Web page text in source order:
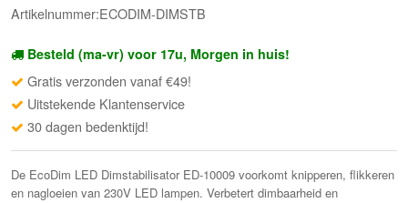
Artikelnummer:ECODIM-DIMSTB
Besteld (ma-vr) voor 17u, Morgen in huis!
Gratis verzonden vanaf €49!
Uitstekende Klantenservice
30 dagen bedenktijd!
De EcoDim LED Dimstabilisator ED-10009 voorkomt knipperen, flikkeren
en nagloeien van 230V LED lampen. Verbetert dimbaarheid en